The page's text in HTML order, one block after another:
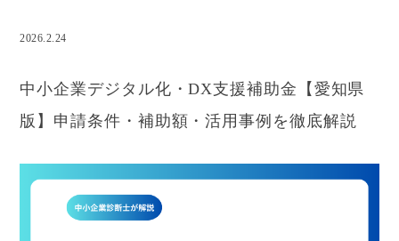
2026.2.24
中小企業デジタル化・DX支援補助金【愛知県
版】申請条件・補助額・活用事例を徹底解説